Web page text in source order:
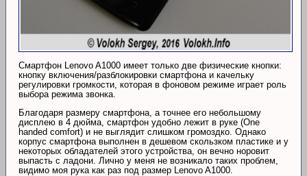
Смартфон Lenovo A1000 имеет только две физические кнопки:
кнопку включения/разблокировки смартфона и качельку
регулировки громкости, которая в фоновом режиме играет роль
выбора режима звонка.
Благодаря размеру смартфона, а точнее его небольшому
дисплею в 4 дюйма, смартфон удобно лежит в руке (One
handed comfort) и не выглядит слишком громоздко. Однако
корпус смартфона выполнен в дешевом скользком пластике и у
некоторых обладателей этого устройства, он вечно норовит
выпасть с ладони. Лично у меня не возникало таких проблем,
видимо моя рука как раз под размер Lenovo A1000.